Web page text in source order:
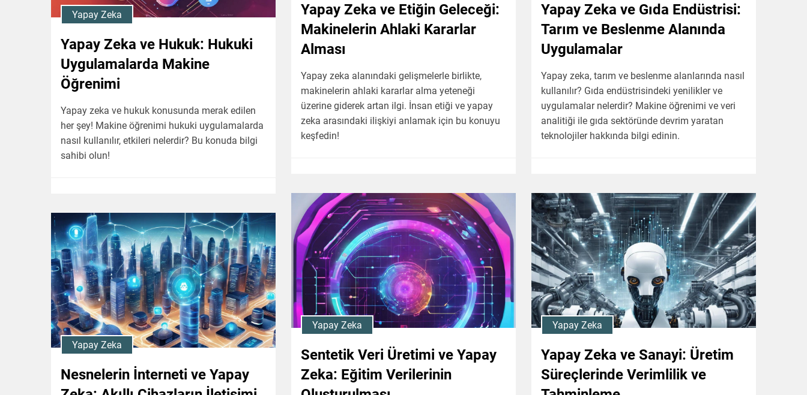
Yapay Zeka ve Etiğin Geleceği:
Makinelerin Ahlaki Kararlar
Alması
Yapay zeka alanındaki gelişmelerle birlikte,
makinelerin ahlaki kararlar alma yeteneği
üzerine giderek artan ilgi. İnsan etiği ve yapay
zeka arasındaki ilişkiyi anlamak için bu konuyu
keşfedin!
Yapay Zeka ve Gıda Endüstrisi:
Tarım ve Beslenme Alanında
Uygulamalar
Yapay zeka, tarım ve beslenme alanlarında nasıl
kullanılır? Gıda endüstrisindeki yenilikler ve
uygulamalar nelerdir? Makine öğrenimi ve veri
analitiği ile gıda sektöründe devrim yaratan
teknolojiler hakkında bilgi edinin.
Yapay Zeka
Yapay Zeka ve Hukuk: Hukuki
Uygulamalarda Makine
Öğrenimi
Yapay zeka ve hukuk konusunda merak edilen
her şey! Makine öğrenimi hukuki uygulamalarda
nasıl kullanılır, etkileri nelerdir? Bu konuda bilgi
sahibi olun!
Yapay Zeka
Sentetik Veri Üretimi ve Yapay
Zeka: Eğitim Verilerinin
Yapay Zeka
Yapay Zeka ve Sanayi: Üretim
Süreçlerinde Verimlilik ve
Yapay Zeka
Nesnelerin İnterneti ve Yapay